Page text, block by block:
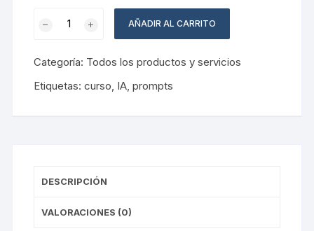
PROMPTs
/
AÑADIR AL CARRITO
Categoría: Todos los productos y servicios
Etiquetas:curso IA ,prompts
DESCRIPCIÓN
VALORACIONES (0)